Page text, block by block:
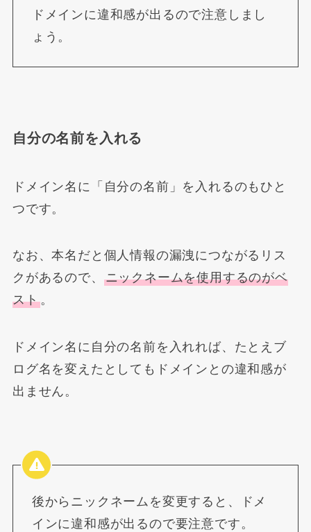
ドメインに違和感が出るので注意しまし
ょう。
自分の名前を入れる
ドメイン名に「自分の名前」を入れるのもひと
つです。
なお、本名だと個人情報の漏洩につながるリス
クがあるので、 ニックネームを使用するのがベ
スト。
ドメイン名に 自分の名前を入れれば、たとえブ
ログ名を変えたとしてもドメインとの違和感が
出ません。
後からニックネームを変更すると、ドメ
インに違和感が出るので要注意です。